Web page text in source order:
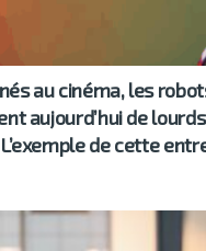
au cinéma, les
aujourd’hui de lourds
de cette